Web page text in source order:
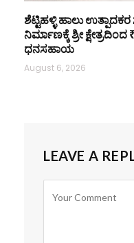
ಶೆಟ್ಟಿಹಳ್ಳಿ ಹಾಲು
ನಿರ್ಮಾಣಕ್ಕೆ ಶ್ರೀ ಕ್ಷೇತ್ರದಿಂದ
ಧನಸಹಾಯ
August 6, 2026
LEAVE A